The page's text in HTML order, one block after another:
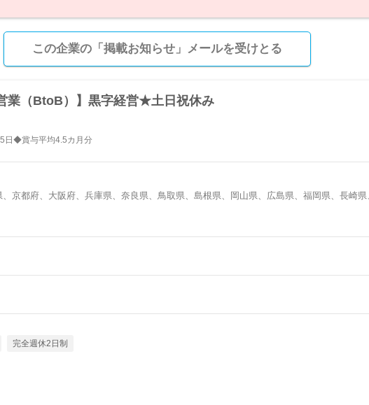
この企業の「掲載お知らせ」メールを受けとる
業（BtoB）】黒字経営★土日祝休み
日◆賞与平均4.5カ月分
京都府、大阪府、兵庫県、奈良県、鳥取県、島根県、岡山県、広島県、福岡県、長崎県
完全週休2日制